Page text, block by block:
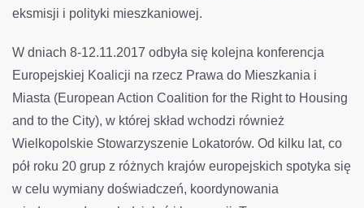
eksmisji i polityki mieszkaniowej.
W dniach 8-12.11.2017 odbyła się kolejna konferencja
Europejskiej Koalicji na rzecz Prawa do Mieszkania i
Miasta (European Action Coalition for the Right to Housing
and to the City), w której skład wchodzi również
Wielkopolskie Stowarzyszenie Lokatorów. Od kilku lat, co
pół roku 20 grup z różnych krajów europejskich spotyka się
w celu wymiany doświadczeń, koordynowania